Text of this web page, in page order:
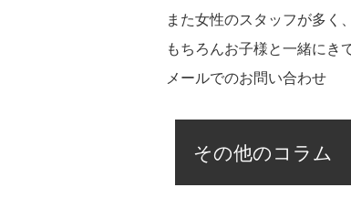
また女性のスタッフが多く
もちろんお子様と一緒にき
メールでのお問い合わせ
その他のコラム